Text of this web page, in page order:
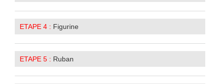
ETAPE 4 : Figurine
ETAPE 5 : Ruban